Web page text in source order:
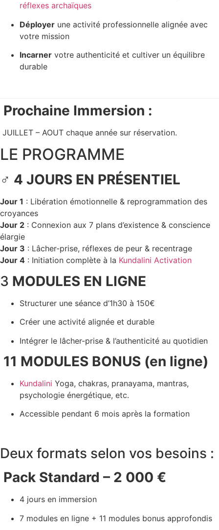
réflexes archaïques
Déployer une activité professionnelle alignée avec
votre mission
Incarner votre authenticité et cultiver un équilibre
durable
Prochaine Immersion :
️ JUILLET – AOUT chaque année sur réservation.
LE PROGRAMME
‍♂️ 4 JOURS EN PRÉSENTIEL
Jour 1 : Libération émotionnelle & reprogrammation des
croyances
Jour 2 : Connexion aux 7 plans d’existence & conscience
élargie
Jour 3 : Lâcher-prise, réflexes de peur & recentrage
Jour 4 : Initiation complète à la Kundalini Activation
3 MODULES EN LIGNE
Structurer une séance d’1h30 à 150€
Créer une activité alignée et durable
Intégrer le lâcher-prise & l’authenticité au quotidien
11 MODULES BONUS (en ligne)
Kundalini Yoga, chakras, pranayama, mantras,
psychologie énergétique, etc.
Accessible pendant 6 mois après la formation
Deux formats selon vos besoins :
Pack Standard – 2 000 €
4 jours en immersion
7 modules en ligne + 11 modules bonus approfondis